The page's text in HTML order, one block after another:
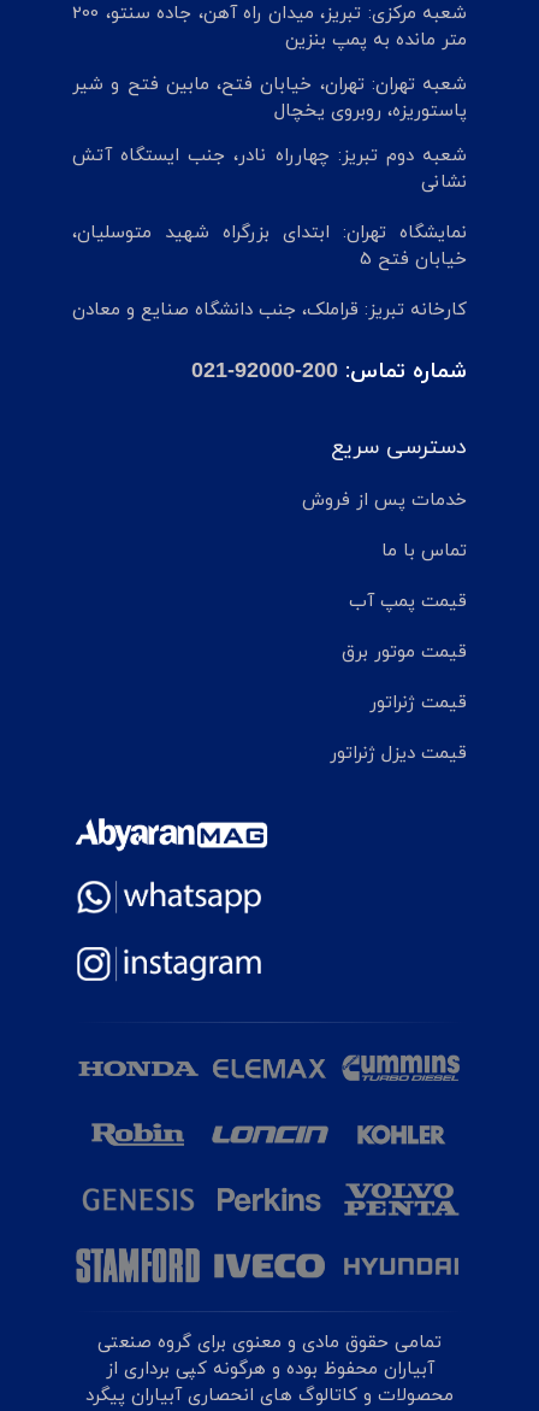
شعبه مرکزی: تبریز، میدان راه آهن، جاده سنتو، 200
متر مانده به پمپ بنزین
شعبه تهران: تهران، خیابان فتح، مابین فتح و شیر
پاستوریزه، روبروی یخچال
شعبه دوم تبریز: چهارراه نادر، جنب ایستگاه آتش
نشانی
نمایشگاه تهران: ابتدای بزرگراه شهید متوسلیان،
خیابان فتح 5
کارخانه تبریز: قراملک، جنب دانشگاه صنایع و معادن
شماره تماس: 021-92000-200
دسترسی سریع
خدمات پس از فروش
تماس با ما
قیمت پمپ آب
قیمت موتور برق
قیمت ژنراتور
قیمت دیزل ژنراتور
تمامی حقوق مادی و معنوی برای گروه صنعتی
آبیاران محفوظ بوده و هرگونه کپی برداری از
محصولات و کاتالوگ های انحصاری آبیاران پیگرد